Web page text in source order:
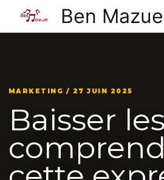
contenu
Ben Mazue
MARKETING / 27 JUIN 2025
Baisser